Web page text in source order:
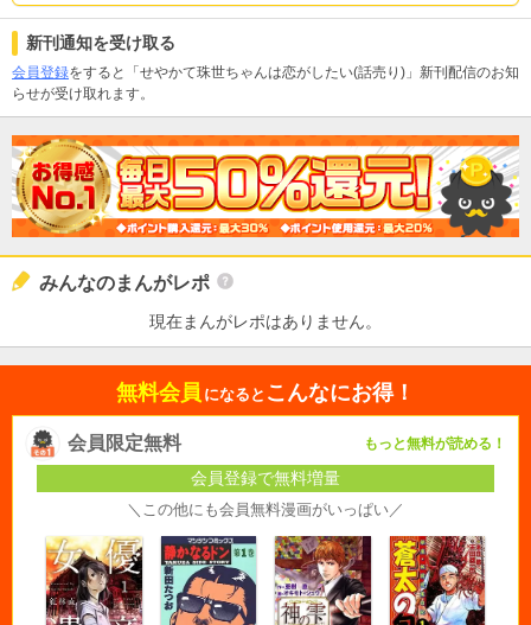
新刊通知を受け取る
会員登録をすると「せやかて珠世ちゃんは恋がしたい(話売り)」新刊配信のお知
らせが受け取れます。
みんなのまんがレポ
現在まんがレポはありません。
無料会員 になると こんなにお得！
会員限定無料 もっと無料が読める！
会員登録で無料増量
＼この他にも会員無料漫画がいっぱい／